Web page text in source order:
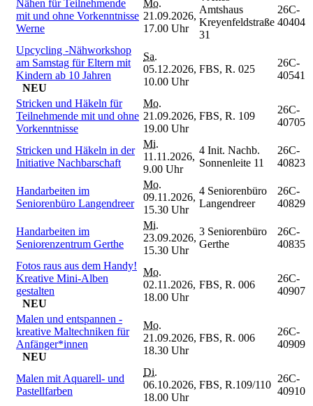
Nähen für Teilnehmende
mit und ohne Vorkenntnisse
Werne
Mo.
21.09.2026,
17.00 Uhr
Amtshaus
Kreyenfeldstraße
31
26C-
40404
Upcycling -Nähworkshop
am Samstag für Eltern mit
Kindern ab 10 Jahren
NEU
Sa.
05.12.2026,
10.00 Uhr
FBS, R. 025
26C-
40541
Stricken und Häkeln für
Teilnehmende mit und ohne
Vorkenntnisse
Mo.
21.09.2026,
19.00 Uhr
FBS, R. 109
26C-
40705
Stricken und Häkeln in der
Initiative Nachbarschaft
Mi.
11.11.2026,
9.00 Uhr
4 Init. Nachb.
Sonnenleite 11
26C-
40823
Handarbeiten im
Seniorenbüro Langendreer
Mo.
09.11.2026,
15.30 Uhr
4 Seniorenbüro
Langendreer
26C-
40829
Handarbeiten im
Seniorenzentrum Gerthe
Mi.
23.09.2026,
15.30 Uhr
3 Seniorenbüro
Gerthe
26C-
40835
Fotos raus aus dem Handy!
Kreative Mini-Alben
gestalten
NEU
Mo.
02.11.2026,
18.00 Uhr
FBS, R. 006
26C-
40907
Malen und entspannen -
kreative Maltechniken für
Anfänger*innen
NEU
Mo.
21.09.2026,
18.30 Uhr
FBS, R. 006
26C-
40909
Malen mit Aquarell- und
Pastellfarben
Di.
06.10.2026,
18.00 Uhr
FBS, R.109/110
26C-
40910